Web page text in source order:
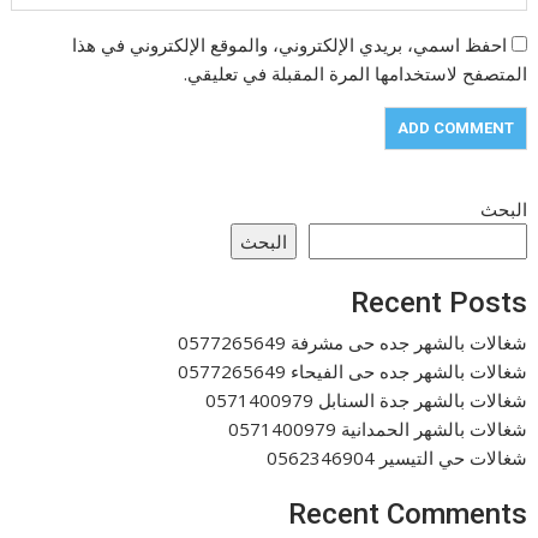
احفظ اسمي، بريدي الإلكتروني، والموقع الإلكتروني في هذا
المتصفح لاستخدامها المرة المقبلة في تعليقي.
البحث
البحث
Recent Posts
شغالات بالشهر جده حى مشرفة 0577265649
شغالات بالشهر جده حى الفيحاء 0577265649
شغالات بالشهر جدة السنابل 0571400979
شغالات بالشهر الحمدانية 0571400979
شغالات حي التيسير 0562346904
Recent Comments